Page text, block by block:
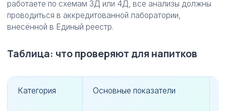
работаете по схемам 3Д или 4Д, все анализы должны
проводиться в аккредитованной лаборатории,
внесённой в Единый реестр.
Таблица: что проверяют для напитков
Категория Основные показатели